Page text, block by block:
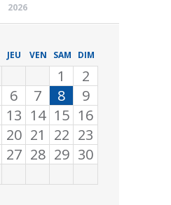
2026
JEU VEN SAM DIM
1
2
6 7 8
9
13 14 15 16
20 21 22 23
27 28 29 30